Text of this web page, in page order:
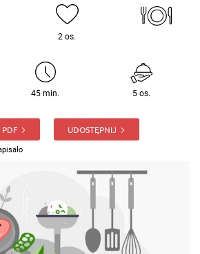
2 os.
45 min. 5 os.
PDF UDOSTĘPNIJ